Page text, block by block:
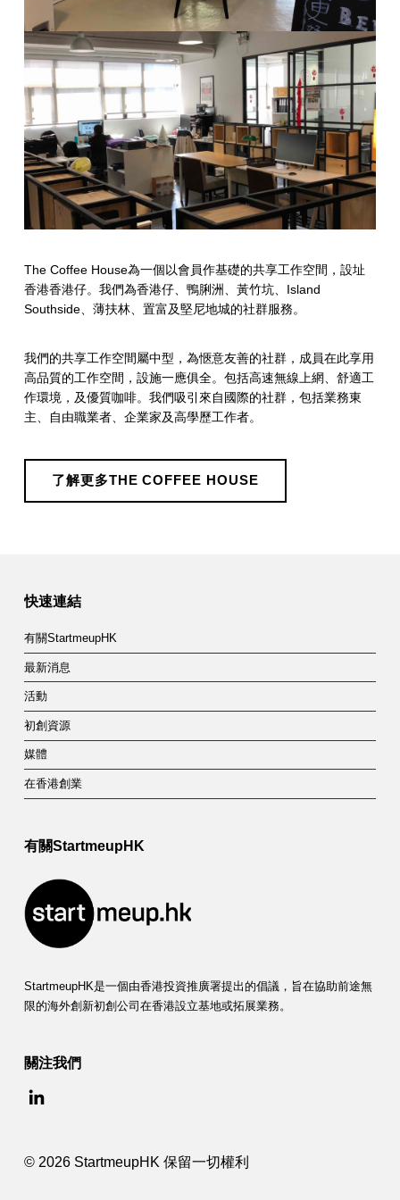
The Coffee House為一個以會員作基礎的共享工作空間，設址
香港香港仔。我們為香港仔、鴨脷洲、黃竹坑、Island
Southside、薄扶林、置富及堅尼地城的社群服務。
我們的共享工作空間屬中型，為愜意友善的社群，成員在此享用
高品質的工作空間，設施一應俱全。包括高速無線上網、舒適工
作環境，及優質咖啡。我們吸引來自國際的社群，包括業務東
主、自由職業者、企業家及高學歷工作者。
了解更多THE COFFEE HOUSE
快速連結
有關StartmeupHK
最新消息
活動
初創資源
媒體
在香港創業
有關StartmeupHK
StartmeupHK是一個由香港投資推廣署提出的倡議，旨在協助前途無
限的海外創新初創公司在香港設立基地或拓展業務。
關注我們
© 2026 StartmeupHK 保留一切權利